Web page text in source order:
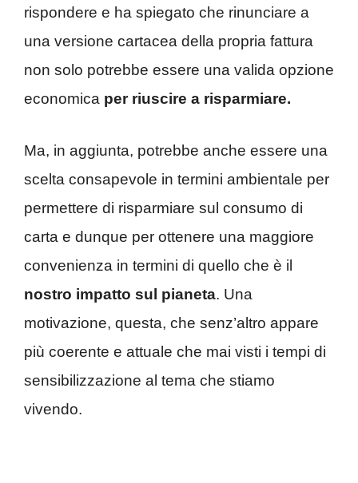
rispondere e ha spiegato che rinunciare a
una versione cartacea della propria fattura
non solo potrebbe essere una valida opzione
economica per riuscire a risparmiare.
Ma, in aggiunta, potrebbe anche essere una
scelta consapevole in termini ambientale per
permettere di risparmiare sul consumo di
carta e dunque per ottenere una maggiore
convenienza in termini di quello che è il
nostro impatto sul pianeta. Una
motivazione, questa, che senz’altro appare
più coerente e attuale che mai visti i tempi di
sensibilizzazione al tema che stiamo
vivendo.